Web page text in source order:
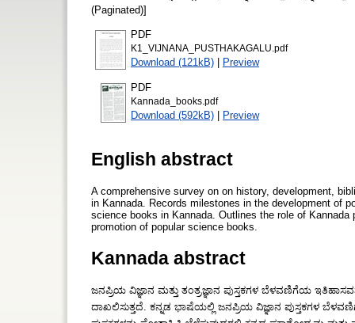
(Paginated)]
PDF
K1_VIJNANA_PUSTHAKAGALU.pdf
Download (121kB) | Preview
PDF
Kannada_books.pdf
Download (592kB) | Preview
English abstract
A comprehensive survey on on history, development,
in Kannada. Records milestones in the development of
science books in Kannada. Outlines the role of
promotion of popular science books.
Kannada abstract
ಜನಪ್ರಿಯ ವಿಜ್ಞಾನ ಮತ್ತು ತಂತ್ರಜ್ಞಾನ ಪುಸ್ತಕಗಳ ಬೆಳವಣಿಗೆಯ
ದಾಖಲಿಸುತ್ತದೆ. ಕನ್ನಡ ಭಾಷೆಯಲ್ಲಿ ಜನಪ್ರಿಯ ವಿಜ್ಞಾನ ಪುಸ್ತಕಗಳ